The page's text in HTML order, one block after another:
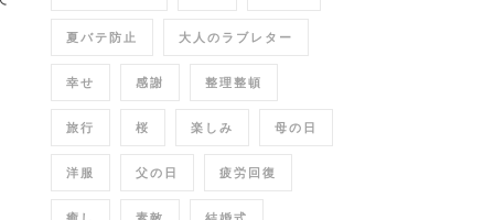
夏バテ防止 大人のラブレター
幸せ 感謝 整理整頓
旅行 桜 楽しみ 母の日
洋服 父の日 疲労回復